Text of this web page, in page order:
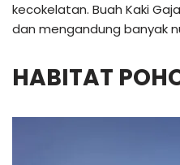
kecokelatan. Buah Kaki
dan mengandung banyak
HABITAT